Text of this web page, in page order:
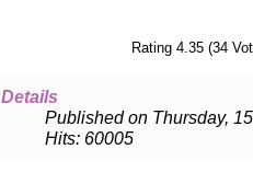
Rating 4.35 (34
Details
Published on Thursday,
Hits: 60005